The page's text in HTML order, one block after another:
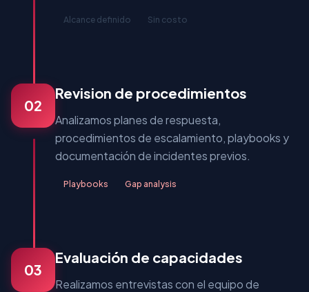
Alcance definido Sin costo
02
Revision de procedimientos
Analizamos planes de respuesta,
procedimientos de escalamiento, playbooks y
documentación de incidentes previos.
Playbooks Gap analysis
03
Evaluación de capacidades
Realizamos entrevistas con el equipo de